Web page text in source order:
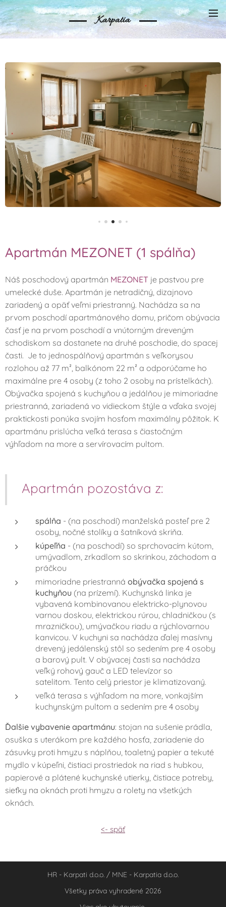
Karpatia
Apartmán MEZONET (1 spálňa)
Náš poschodový apartmán MEZONET je pastvou pre
umelecké duše. Apartmán je netradičný, dizajnovo
zariadený a opäť veľmi priestranný. Nachádza sa na
prvom poschodí apartmánového domu, pričom obývacia
časť je na prvom poschodí a vnútorným dreveným
schodiskom sa dostanete na druhé poschodie, do spacej
časti. Je to jednospálňový apartmán s veľkorysou
rozlohou až 77 m², balkónom 22 m² a odporúčame ho
maximálne pre 4 osoby (z toho 2 osoby na prístelkách).
Obývačka spojená s kuchyňou a jedálňou je mimoriadne
priestranná, zariadená vo vidieckom štýle a vďaka svojej
praktickosti ponúka svojím hosťom maximálny pôžitok. K
apartmánu prislúcha veľká terasa s čiastočným
výhľadom na more a servírovacím pultom.
Apartmán pozostáva z:
spálňa - (na poschodí) manželská posteľ pre 2
osoby, nočné stolíky a šatníková skriňa.
kúpeľňa - (na poschodí) so sprchovacím kútom,
umývadlom, zrkadlom so skrinkou, záchodom a
práčkou
mimoriadne priestranná obývačka spojená s
kuchyňou (na prízemí). Kuchynská linka je
vybavená kombinovanou elektricko-plynovou
varnou doskou, elektrickou rúrou, chladničkou (s
mrazničkou), umývačkou riadu a rýchlovarnou
kanvicou. V kuchyni sa nachádza ďalej masívny
drevený jedálenský stôl so sedením pre 4 osoby
a barový pult. V obývacej časti sa nachádza
veľký rohový gauč a LED televízor so
satelitom. Tento celý priestor je klimatizovaný.
veľká terasa s výhľadom na more, vonkajším
kuchynským pultom a sedením pre 4 osoby
Ďalšie vybavenie apartmánu: stojan na sušenie prádla,
osuška s uterákom pre každého hosťa, zariadenie do
zásuvky proti hmyzu s náplňou, toaletný papier a tekuté
mydlo v kúpeľni, čistiaci prostriedok na riad s hubkou,
papierové a plátené kuchynské utierky, čistiace potreby,
sieťky na oknách proti hmyzu a rolety na všetkých
oknách.
<- späť
HR - Karpati d.o.o. / MNE - Karpatia d.o.o.
Všetky práva vyhradené 2026